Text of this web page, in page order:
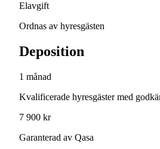
Elavgift
Ordnas av hyresgästen
Deposition
1 månad
Kvalificerade hyresgäster med
7 900 kr
Garanterad av Qasa